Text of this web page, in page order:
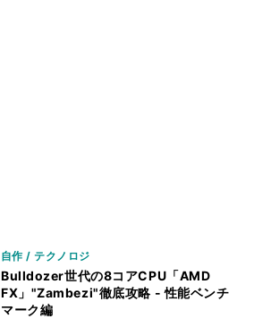
自作 / テクノロジ
Bulldozer世代の8コアCPU「AMD
FX」"Zambezi"徹底攻略 - 性能ベンチ
マーク編